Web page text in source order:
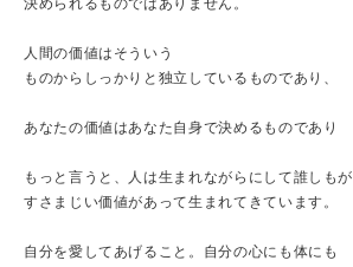
人間の価値はそういう
ものからしっかりと独立しているものであり、
あなたの価値はあなた自身で決めるものであり
もっと言うと、人は生まれながらにして誰しもが
すさまじい価値があって生まれてきています。
自分を愛してあげること。自分の心にも体にも